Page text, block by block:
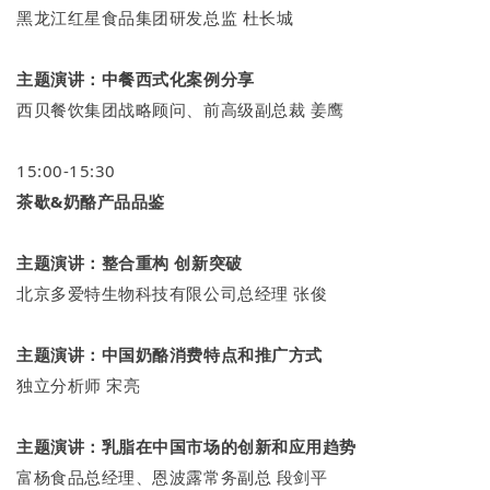
黑龙江红星食品集团研发总监 杜长城
主题演讲：中餐西式化案例分享
西贝餐饮集团战略顾问、前高级副总裁 姜鹰
15:00-15:30
茶歇&奶酪产品品鉴
主题演讲：整合重构 创新突破
北京多爱特生物科技有限公司总经理 张俊
主题演讲：中国奶酪消费特点和推广方式
独立分析师 宋亮
主题演讲：乳脂在中国市场的创新和应用趋势
富杨食品总经理、恩波露常务副总 段剑平